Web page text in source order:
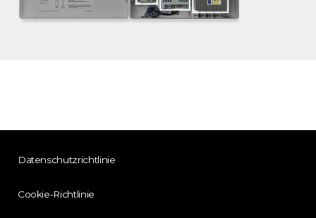
Datenschutzrichtlinie
Cookie-Richtlinie